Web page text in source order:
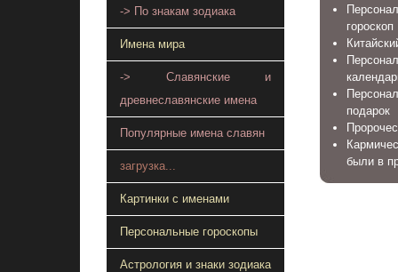
гороскоп
подарок
были в
-> По знакам зодиака
Имена мира
-> Славянские и
древнеславянские имена
Популярные имена славян
загрузка...
Картинки с именами
Персональные гороскопы
Астрология и знаки зодиака